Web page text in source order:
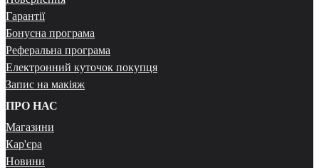
Гарантії
Бонусна програма
Реферальна програма
Електронний куточок покупця
Запис на макіяж
ПРО НАС
Магазини
Кар'єра
Новини